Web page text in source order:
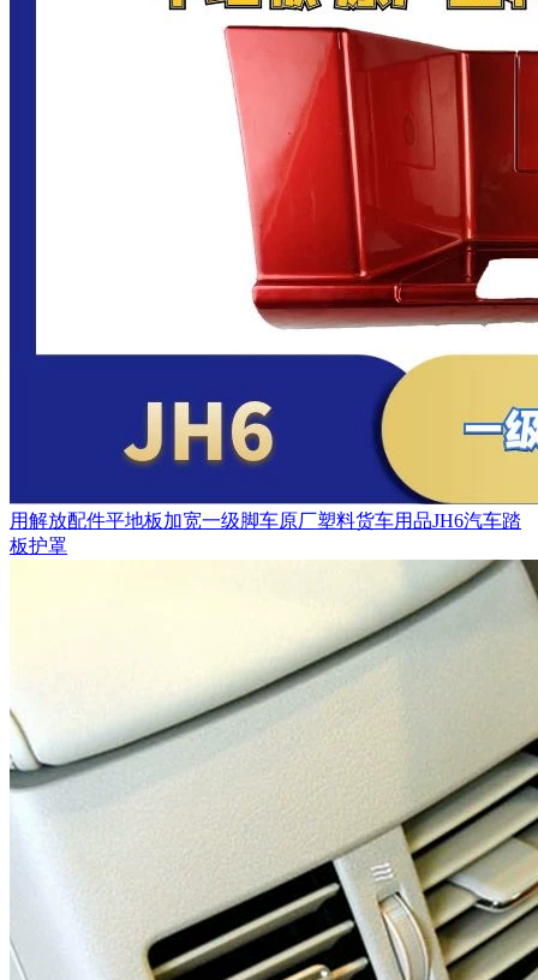
用解放配件平地板加宽一级脚车原厂塑料货车用品JH6汽车踏
板护罩